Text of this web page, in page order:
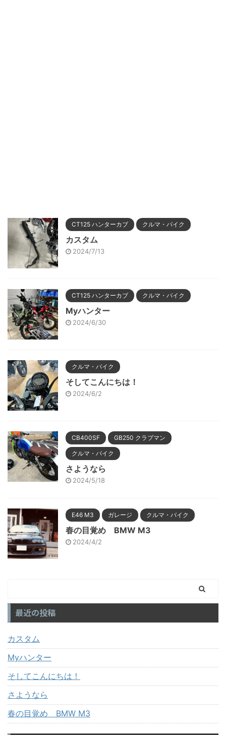
CT125 ハンターカブ クルマ・バイク
カスタム
2024/7/13
CT125 ハンターカブ クルマ・バイク
Myハンター
2024/6/30
クルマ・バイク
そしてこんにちは！
2024/6/2
CB400SF GB250 クラブマン
クルマ・バイク
さようなら
2024/5/18
E46 M3 ガレージ クルマ・バイク
春の目覚め BMW M3
2024/4/2
最近の投稿
カスタム
Myハンター
そしてこんにちは！
さようなら
春の目覚め BMW M3